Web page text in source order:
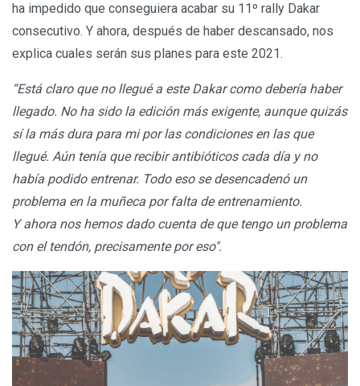
ha impedido que conseguiera acabar su 11º rally Dakar
consecutivo. Y ahora, después de haber descansado, nos
explica cuales serán sus planes para este 2021.
“Está claro que no llegué a este Dakar como debería haber
llegado. No ha sido la edición más exigente, aunque quizás
sí la más dura para mi por las condiciones en las que
llegué. Aún tenía que recibir antibióticos cada día y no
había podido entrenar. Todo eso se desencadenó un
problema en la muñeca por falta de entrenamiento.
Y ahora nos hemos dado cuenta de que tengo un problema
con el tendón, precisamente por eso".